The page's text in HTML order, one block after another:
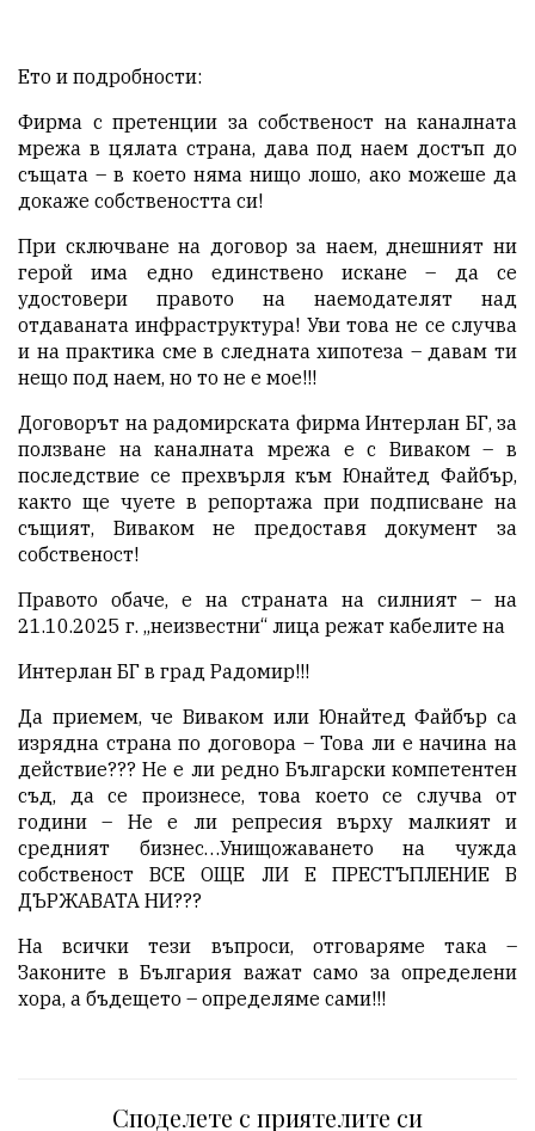
Ето и подробности:
Фирма с претенции за собственост на каналната
мрежа в цялата страна, дава под наем достъп до
същата – в което няма нищо лошо, ако можеше да
докаже собствеността си!
При сключване на договор за наем, днешният ни
герой има едно единствено искане – да се
удостовери правото на наемодателят над
отдаваната инфраструктура! Уви това не се случва
и на практика сме в следната хипотеза – давам ти
нещо под наем, но то не е мое!!!
Договорът на радомирската фирма Интерлан БГ, за
ползване на каналната мрежа е с Виваком – в
последствие се прехвърля към Юнайтед Файбър,
както ще чуете в репортажа при подписване на
същият, Виваком не предоставя документ за
собственост!
Правото обаче, е на страната на силният – на
21.10.2025 г. „неизвестни“ лица режат кабелите на
Интерлан БГ в град Радомир!!!
Да приемем, че Виваком или Юнайтед Файбър са
изрядна страна по договора – Това ли е начина на
действие??? Не е ли редно Български компетентен
съд, да се произнесе, това което се случва от
години – Не е ли репресия върху малкият и
средният бизнес…Унищожаването на чужда
собственост ВСЕ ОЩЕ ЛИ Е ПРЕСТЪПЛЕНИЕ В
ДЪРЖАВАТА НИ???
На всички тези въпроси, отговаряме така –
Законите в България важат само за определени
хора, а бъдещето – определяме сами!!!
Споделете с приятелите си